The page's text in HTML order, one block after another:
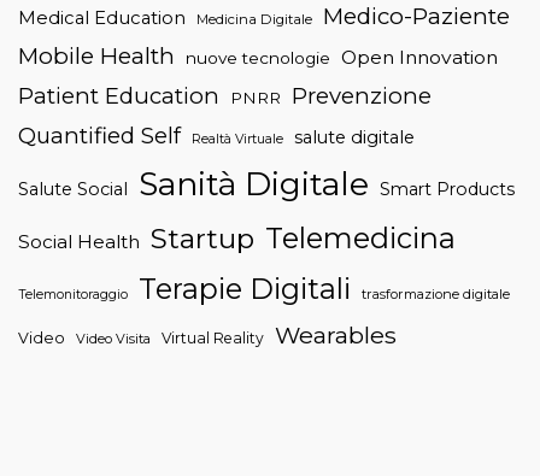
Medical Education Medicina Digitale
Medico-Paziente
Mobile Health
nuove tecnologie Open Innovation
Patient Education PNRR
Prevenzione
Quantified Self
Realtà Virtuale salute digitale
Salute Social Sanità Digitale Smart Products
Social Health Startup Telemedicina
Telemonitoraggio Terapie Digitali trasformazione digitale
Video Video Visita Virtual Reality Wearables